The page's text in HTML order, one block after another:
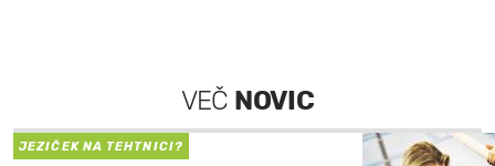
VEČ NOVIC
JEZIČEK NA TEHTNICI?